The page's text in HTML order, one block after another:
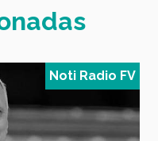
Noti Radio FV